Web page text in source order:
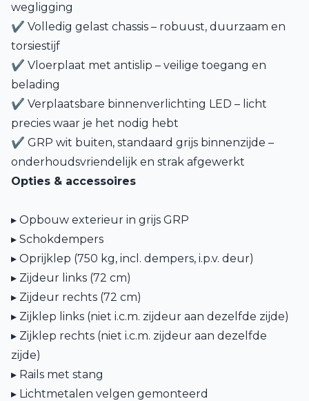
wegligging
✔ Volledig gelast chassis – robuust, duurzaam en
torsiestijf
✔ Vloerplaat met antislip – veilige toegang en
belading
✔ Verplaatsbare binnenverlichting LED – licht
precies waar je het nodig hebt
✔ GRP wit buiten, standaard grijs binnenzijde –
onderhoudsvriendelijk en strak afgewerkt
Opties & accessoires
▸ Opbouw exterieur in grijs GRP
▸ Schokdempers
▸ Oprijklep (750 kg, incl. dempers, i.p.v. deur)
▸ Zijdeur links (72 cm)
▸ Zijdeur rechts (72 cm)
▸ Zijklep links (niet i.c.m. zijdeur aan dezelfde zijde)
▸ Zijklep rechts (niet i.c.m. zijdeur aan dezelfde
zijde)
▸ Rails met stang
▸ Lichtmetalen velgen gemonteerd